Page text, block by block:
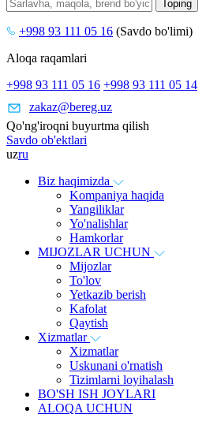
+998 93 111 05 16 (Savdo bo'limi)
Aloqa raqamlari
+998 93 111 05 16 +998 93 111 05 14
zakaz@bereg.uz
Qo'ng'iroqni buyurtma qilish
Savdo ob'ektlari
uzru
Biz haqimizda
Kompaniya haqida
Yangiliklar
Yo'nalishlar
Hamkorlar
MIJOZLAR UCHUN
Mijozlar
To'lov
Yetkazib berish
Kafolat
Qaytish
Xizmatlar
Xizmatlar
Uskunani o'rnatish
Tizimlarni loyihalash
BO'SH ISH JOYLARI
ALOQA UCHUN